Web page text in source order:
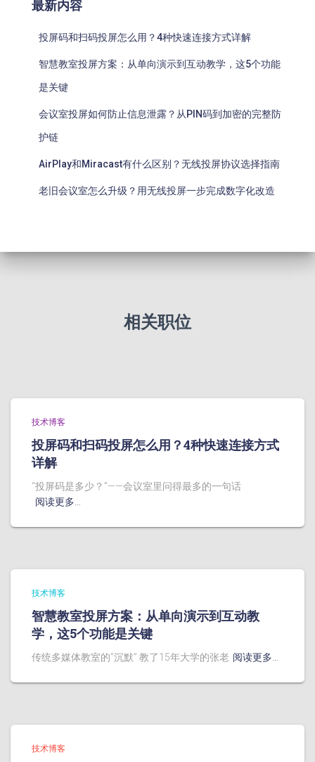
最新内容
投屏码和扫码投屏怎么用？4种快速连接方式详解
智慧教室投屏方案：从单向演示到互动教学，这5个功能
是关键
会议室投屏如何防止信息泄露？从PIN码到加密的完整防
护链
AirPlay和Miracast有什么区别？无线投屏协议选择指南
老旧会议室怎么升级？用无线投屏一步完成数字化改造
相关职位
技术博客
投屏码和扫码投屏怎么用？4种快速连接方式
详解
“投屏码是多少？”——会议室里问得最多的一句话
阅读更多…
技术博客
智慧教室投屏方案：从单向演示到互动教
学，这5个功能是关键
传统多媒体教室的”沉默” 教了15年大学的张老 阅读更多…
技术博客